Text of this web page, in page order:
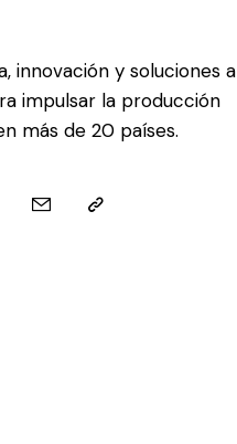
innovación y soluciones a
impulsar la producción
más de 20 países.